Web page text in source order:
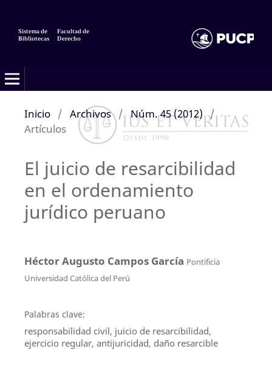
Sistema de
Bibliotecas
Facultad de
Derecho
Inicio / Archivos / Núm. 45 (2012) /
Artículos
El juicio de resarcibilidad
en el ordenamiento
jurídico peruano
Héctor Augusto Campos García Pontificia
Universidad Católica del Perú
Palabras clave:
responsabilidad civil, juicio de resarcibilidad,
ejercicio regular, antijuricidad, daño resarcible